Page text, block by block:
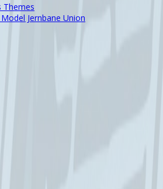
Themes
Jernbane Union